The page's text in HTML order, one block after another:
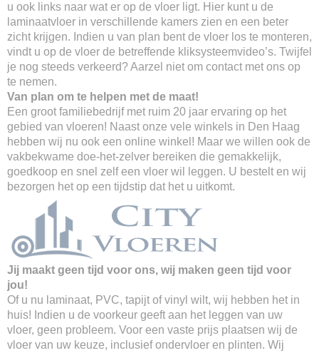
u ook links naar wat er op de vloer ligt. Hier kunt u de
laminaatvloer in verschillende kamers zien en een beter
zicht krijgen. Indien u van plan bent de vloer los te monteren,
vindt u op de vloer de betreffende kliksysteemvideo’s. Twijfel
je nog steeds verkeerd? Aarzel niet om contact met ons op
te nemen.
Van plan om te helpen met de maat!
Een groot familiebedrijf met ruim 20 jaar ervaring op het
gebied van vloeren! Naast onze vele winkels in Den Haag
hebben wij nu ook een online winkel! Maar we willen ook de
vakbekwame doe-het-zelver bereiken die gemakkelijk,
goedkoop en snel zelf een vloer wil leggen. U bestelt en wij
bezorgen het op een tijdstip dat het u uitkomt.
Jij maakt geen tijd voor ons, wij maken geen tijd voor
jou!
Of u nu laminaat, PVC, tapijt of vinyl wilt, wij hebben het in
huis! Indien u de voorkeur geeft aan het leggen van uw
vloer, geen probleem. Voor een vaste prijs plaatsen wij de
vloer van uw keuze, inclusief ondervloer en plinten. Wij